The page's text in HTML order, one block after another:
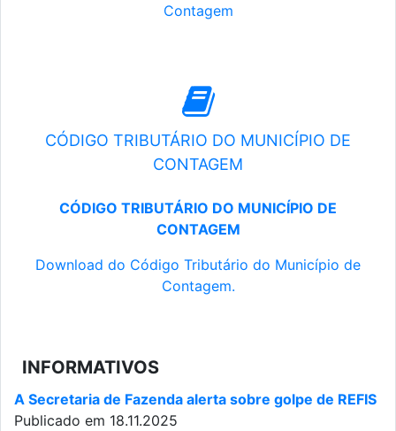
Contagem
CÓDIGO TRIBUTÁRIO DO MUNICÍPIO DE
CONTAGEM
CÓDIGO TRIBUTÁRIO DO MUNICÍPIO DE
CONTAGEM
Download do Código Tributário do Município de
Contagem.
INFORMATIVOS
A Secretaria de Fazenda alerta sobre golpe de REFIS
Publicado em 18.11.2025